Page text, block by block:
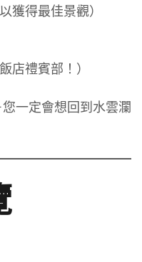
得最佳景觀）
禮賓部！）
一定會想回到水雲瀾